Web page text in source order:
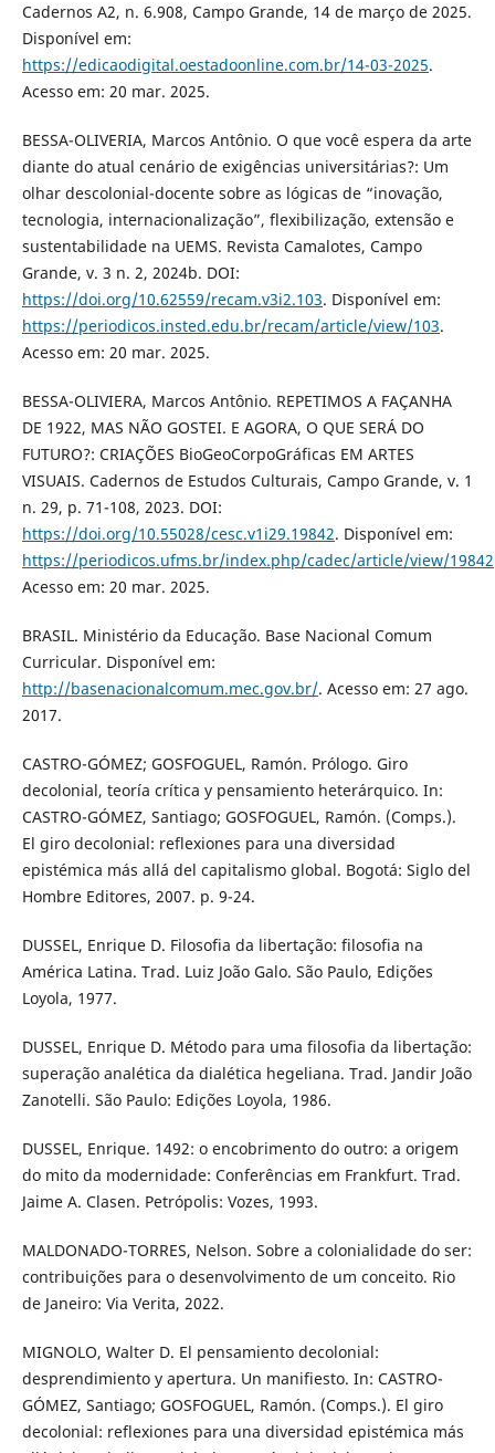
Cadernos A2, n. 6.908, Campo Grande, 14 de março de 2025.
Disponível em:
https://edicaodigital.oestadoonline.com.br/14-03-2025.
Acesso em: 20 mar. 2025.
BESSA-OLIVERIA, Marcos Antônio. O que você espera da arte
diante do atual cenário de exigências universitárias?: Um
olhar descolonial-docente sobre as lógicas de “inovação,
tecnologia, internacionalização”, flexibilização, extensão e
sustentabilidade na UEMS. Revista Camalotes, Campo
Grande, v. 3 n. 2, 2024b. DOI:
https://doi.org/10.62559/recam.v3i2.103. Disponível em:
https://periodicos.insted.edu.br/recam/article/view/103.
Acesso em: 20 mar. 2025.
BESSA-OLIVIERA, Marcos Antônio. REPETIMOS A FAÇANHA
DE 1922, MAS NÃO GOSTEI. E AGORA, O QUE SERÁ DO
FUTURO?: CRIAÇÕES BioGeoCorpoGráficas EM ARTES
VISUAIS. Cadernos de Estudos Culturais, Campo Grande, v. 1
n. 29, p. 71-108, 2023. DOI:
https://doi.org/10.55028/cesc.v1i29.19842. Disponível em:
https://periodicos.ufms.br/index.php/cadec/article/view/19842
Acesso em: 20 mar. 2025.
BRASIL. Ministério da Educação. Base Nacional Comum
Curricular. Disponível em:
http://basenacionalcomum.mec.gov.br/. Acesso em: 27 ago.
2017.
CASTRO-GÓMEZ; GOSFOGUEL, Ramón. Prólogo. Giro
decolonial, teoría crítica y pensamiento heterárquico. In:
CASTRO-GÓMEZ, Santiago; GOSFOGUEL, Ramón. (Comps.).
El giro decolonial: reflexiones para una diversidad
epistémica más allá del capitalismo global. Bogotá: Siglo del
Hombre Editores, 2007. p. 9-24.
DUSSEL, Enrique D. Filosofia da libertação: filosofia na
América Latina. Trad. Luiz João Galo. São Paulo, Edições
Loyola, 1977.
DUSSEL, Enrique D. Método para uma filosofia da libertação:
superação analética da dialética hegeliana. Trad. Jandir João
Zanotelli. São Paulo: Edições Loyola, 1986.
DUSSEL, Enrique. 1492: o encobrimento do outro: a origem
do mito da modernidade: Conferências em Frankfurt. Trad.
Jaime A. Clasen. Petrópolis: Vozes, 1993.
MALDONADO-TORRES, Nelson. Sobre a colonialidade do ser:
contribuições para o desenvolvimento de um conceito. Rio
de Janeiro: Via Verita, 2022.
MIGNOLO, Walter D. El pensamiento decolonial:
desprendimiento y apertura. Un manifiesto. In: CASTRO-
GÓMEZ, Santiago; GOSFOGUEL, Ramón. (Comps.). El giro
decolonial: reflexiones para una diversidad epistémica más